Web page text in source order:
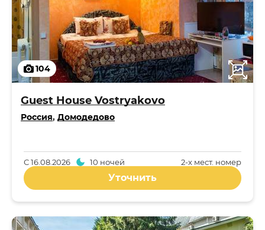
104
Guest House Vostryakovo
Россия, Домодедово
2-x мест. номер
С16.08.2026 10 ночей
Уточнить